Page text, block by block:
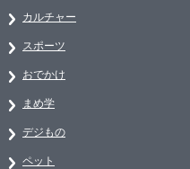
カルチャー
スポーツ
おでかけ
まめ学
デジもの
ペット